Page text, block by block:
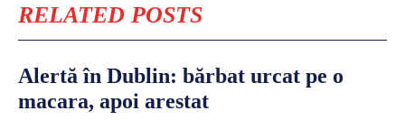
RELATED POSTS
Alertă în Dublin: bărbat urcat pe o
macara, apoi arestat